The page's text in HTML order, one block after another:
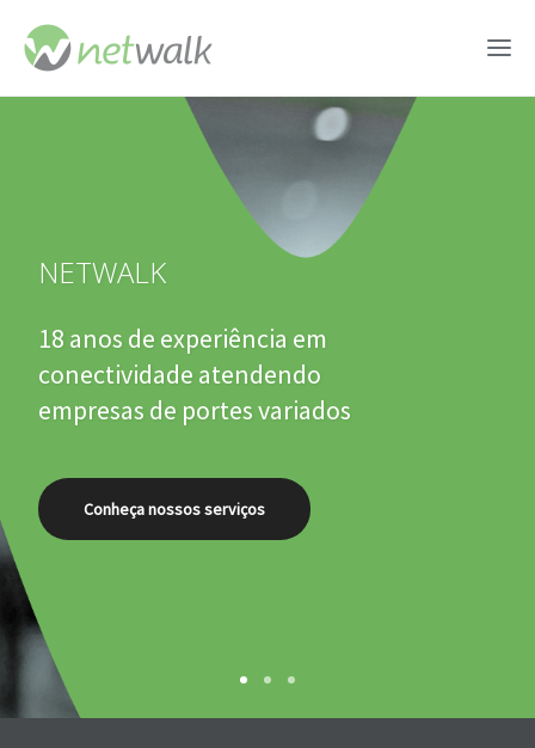
NETWALK
18 anos de experiência em
conectividade atendendo
empresas de portes variados
Conheça nossos serviços